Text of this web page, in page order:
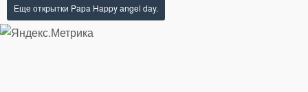
Еще открытки Papa Happy angel day.